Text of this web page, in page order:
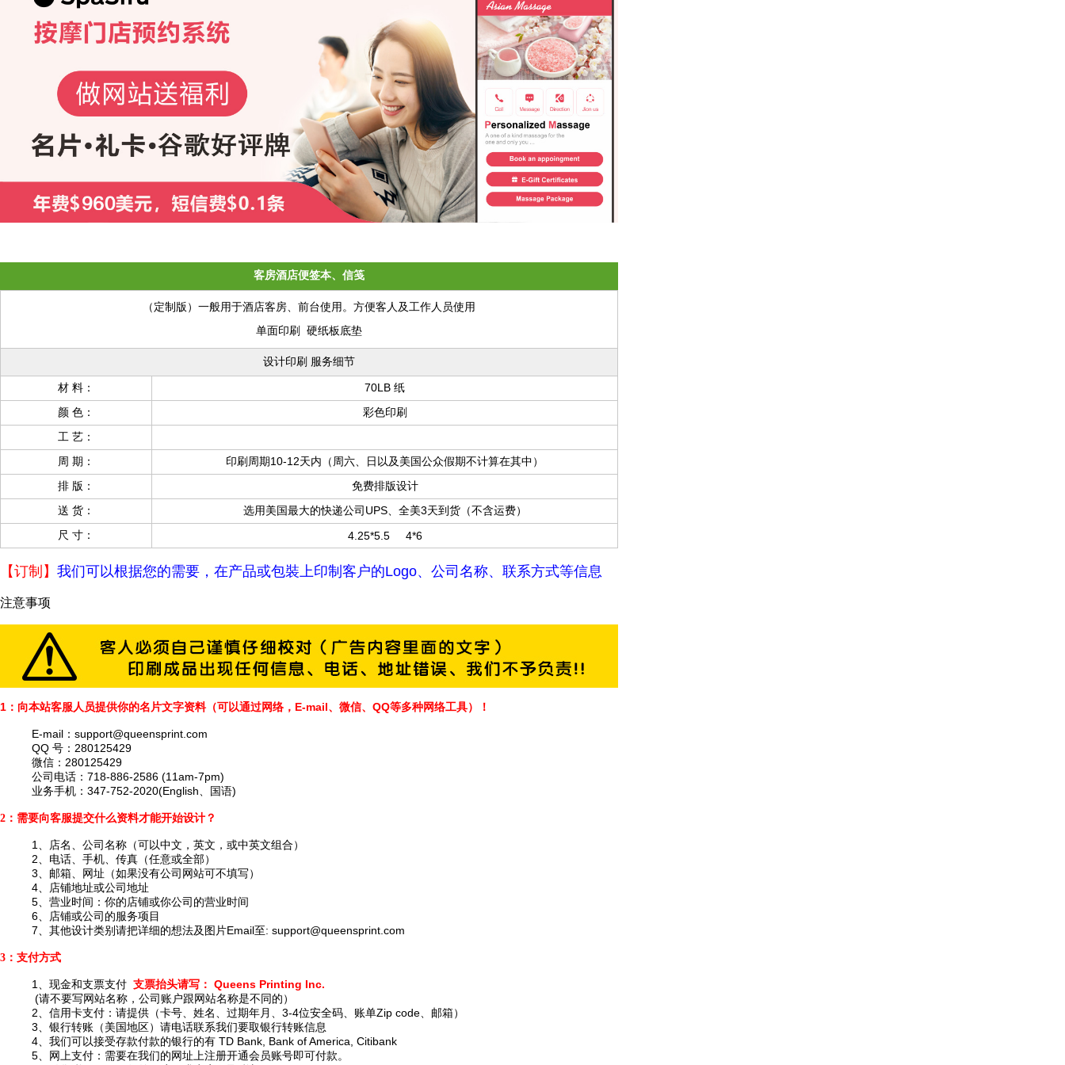
客房酒店便签本、信笺
（定制版）一般用于酒店客房、前台使用。方便客人及工作人员使用
单面印刷 硬纸板底垫
设计印刷 服务细节
材 料：
70LB 纸
颜 色：
彩色印刷
工 艺：
周 期：
印刷周期10-12天内（周六、日以及美国公众假期不计算在其中）
排 版：
免费排版设计
送 货：
选用美国最大的快递公司UPS、全美3天到货（不含运费）
尺 寸 ： 4.25*5.5 4*6
【订制】 我们可以根据您的需要，在产品或包裝上印制客户的Logo、公司名称、联系方式等信息
注意事项
1：向本站客服人员提供你的名片文字资料（可以通过网络，E-mail、微信、QQ等多种网络工具）！
E-mail： support@queensprint.com
QQ 号：280125429
微信：280125429
公司电话：718-886-2586 (11am-7pm)
业务手机：347-752-2020(English、国语)
2：需要向客服提交什么资料才能开始设计？
1、店名、公司名称（可以中文，英文，或中英文组合）
2、电话、手机、传真（任意或全部）
3、邮箱、网址（如果没有公司网站可不填写）
4、店铺地址或公司地址
5、营业时间：你的店铺或你公司的营业时间
6、店铺或公司的服务项目
7、其他设计类别请把详细的想法及图片Email至: support@queensprint.com
3：支付方式
1、现金和支票支付 支票抬头请写： Queens Printing Inc.
(请不要写网站名称，公司账户跟网站名称是不同的）
2、信用卡支付：请提供（卡号、姓名、过期年月、3-4位安全码、账单Zip code、邮箱）
3、银行转账（美国地区）请电话联系我们要取银行转账信息
4、我们可以接受存款付款的银行的有 TD Bank, Bank of America, Citibank
5、网上支付：需要在我们的网址上注册开通会员账号即可付款。